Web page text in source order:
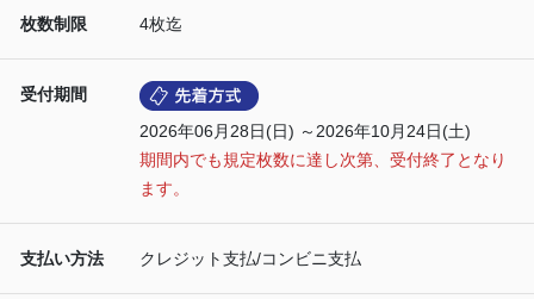
枚数制限 4枚迄
受付期間
2026年06月28日(日) ～2026年10月24日(土)
期間内でも規定枚数に達し次第、受付終了となり
ます。
支払い方法 クレジット支払/コンビニ支払